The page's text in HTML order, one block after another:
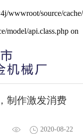
wwwroot/source/
model/api.class.php on
制作激发消费
2020-08-22